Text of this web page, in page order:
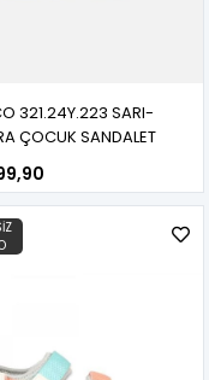
321.24Y.223 SARI-
ÇOCUK SANDALET